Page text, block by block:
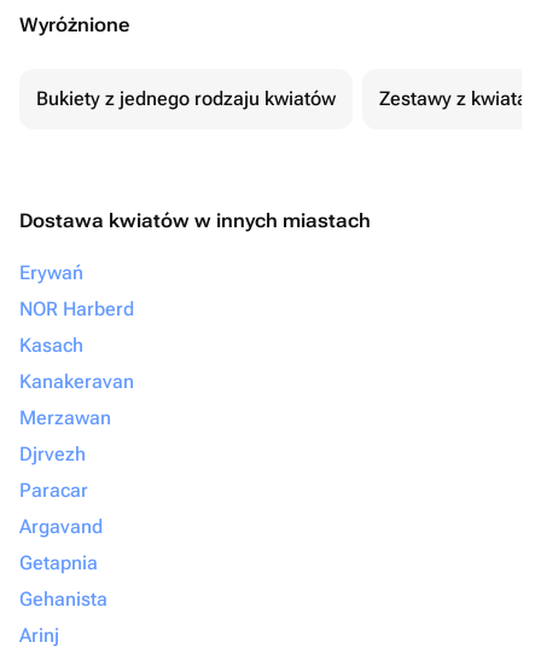
Wyróżnione
Bukiety z jednego rodzaju kwiatów Zestawy z
Dostawa kwiatów w innych miastach
Erywań
NOR Harberd
Kasach
Kanakeravan
Merzawan
Djrvezh
Paracar
Argavand
Getapnia
Gehanista
Arinj